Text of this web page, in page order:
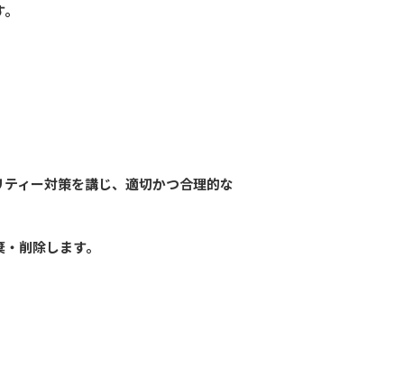
ィー対策を講じ、適切かつ合理的な
削除します。